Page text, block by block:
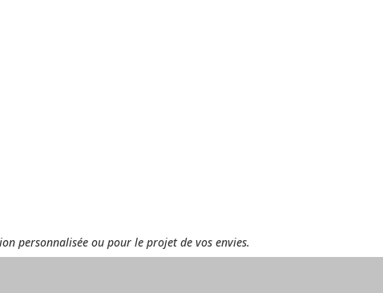
personnalisée ou pour le projet de vos envies.